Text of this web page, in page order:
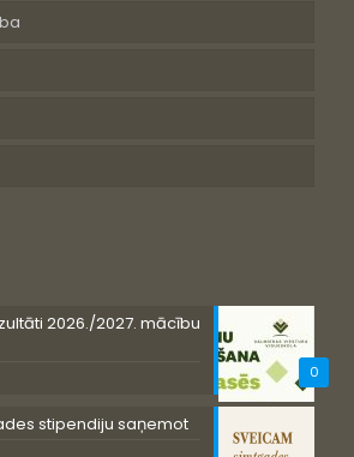
0
2026./2027. mācību
stipendiju saņemot